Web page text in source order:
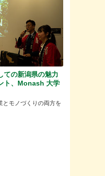
ての新潟県の魅力
ト、Monash 大学
とモノづくりの両方を